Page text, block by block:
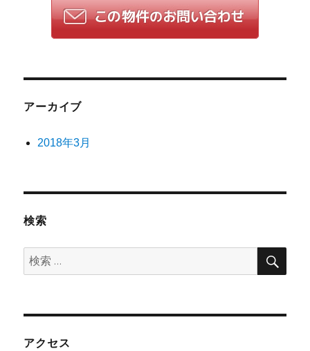
アーカイブ
2018年3月
検索
検
索:
検
アクセス